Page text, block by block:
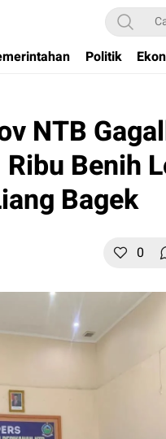
Politik
NTB
Benih
Bagek
0